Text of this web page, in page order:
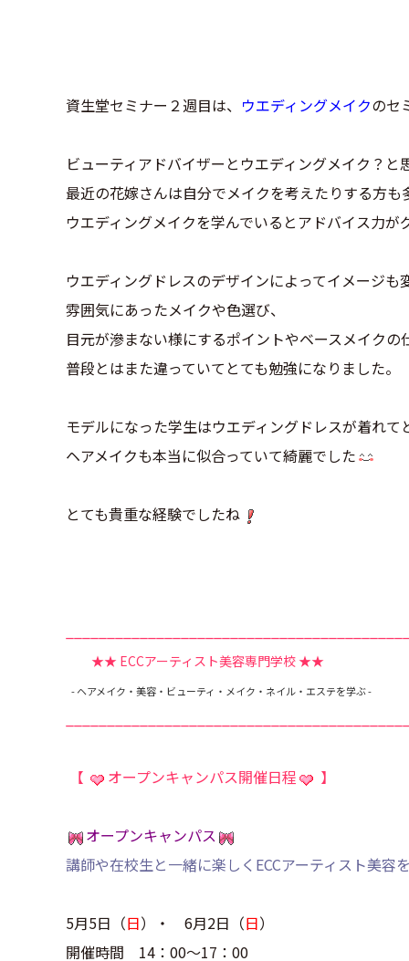
資生堂セミナー２週目は、 ウエディングメイクのセ
ビューティアドバイザーとウエディングメイク？と
最近の花嫁さんは自分でメイクを考えたりする方も
ウエディングメイクを学んでいるとアドバイス力
ウエディングドレスのデザインによってイメージも
雰囲気にあったメイクや色選び、
目元が滲まない様にするポイントやベースメイクの
普段とはまた違っていてとても勉強になりました。
モデルになった学生はウエディングドレスが着れて
ヘアメイクも本当に似合っていて綺麗でした
とても貴重な経験でしたね
★★ ECCアーティスト美容専門学校 ★★
- ヘアメイク・美容・ビューティ・メイク・ネイル・エステを学ぶ -
【 オープンキャンパス開催日程 】
オープンキャンパス
講師や在校生と一緒に楽しくECCアーティスト美容
5月5日（日）・ 6月2日（日）
開催時間 14：00～17：00